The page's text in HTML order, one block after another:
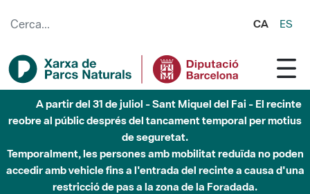
CA ES
A partir del 31 de juliol - Sant Miquel del Fai - El recinte
reobre al públic després del tancament temporal per motius
de seguretat.
Temporalment, les persones amb mobilitat reduïda no poden
accedir amb vehicle fins a l'entrada del recinte a causa d'una
restricció de pas a la zona de la Foradada.